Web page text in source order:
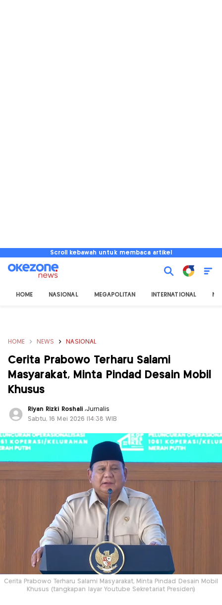
Scroll kebawah untuk membaca artikel
HOME NASIONAL MEGAPOLITAN INTERNATIONAL
HOME NEWS NASIONAL
Cerita Prabowo Terharu Salami
Masyarakat, Minta Pindad Desain Mobil
Khusus
Riyan Rizki Roshali ,Jurnalis
Sabtu, 16 Mei 2026 |14:38 WIB
Cerita Prabowo Terharu Salami Masyarakat, Minta Pindad Desain Mobil
Khusus (tangkapan layar Youtube Sekretariat Presiden)